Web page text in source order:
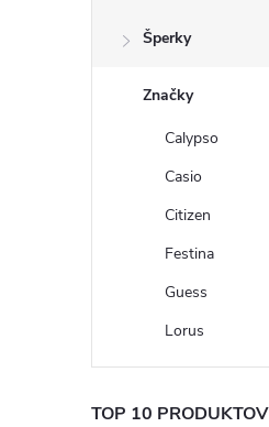
Šperky
Značky
Calypso
Casio
Citizen
Festina
Guess
Lorus
TOP 10 PRODUKTOV